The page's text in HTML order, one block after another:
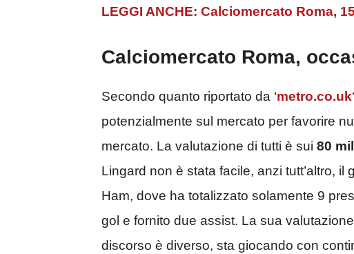
LEGGI ANCHE: Calciomercato Roma,
Calciomercato Roma,
Secondo quanto riportato da ‘metro.co.uk
potenzialmente sul mercato per favorire
mercato. La valutazione di tutti è sui 80
Lingard non è stata facile, anzi tutt’altro,
Ham, dove ha totalizzato solamente 9
gol e fornito due assist. La sua
discorso è diverso, sta giocando con